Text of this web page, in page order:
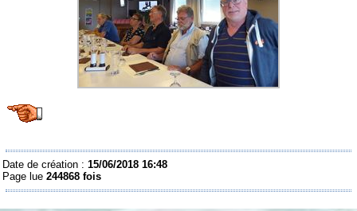
Date de création :15/06/2018 16:48
Page lue244868 fois